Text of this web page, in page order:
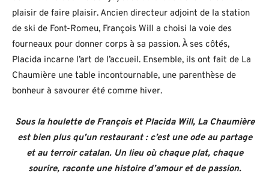
plaisir de faire plaisir. Ancien directeur adjoint de la station
de ski de Font-Romeu, François Will a choisi la voie des
fourneaux pour donner corps à sa passion. À ses côtés,
Placida incarne l’art de l’accueil. Ensemble, ils ont fait de La
Chaumière une table incontournable, une parenthèse de
bonheur à savourer été comme hiver.
Sous la houlette de François et Placida Will, La Chaumière
est bien plus qu’un restaurant : c’est une ode au partage
et au terroir catalan. Un lieu où chaque plat, chaque
sourire, raconte une histoire d’amour et de passion.